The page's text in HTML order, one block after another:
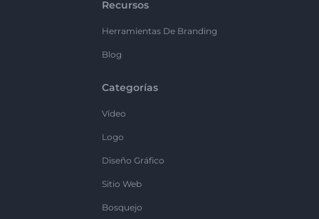
Recursos
Herramientas De Branding
Blog
Categorías
Vídeo
Logo
Diseño Gráfico
Sitio Web
Bosquejo